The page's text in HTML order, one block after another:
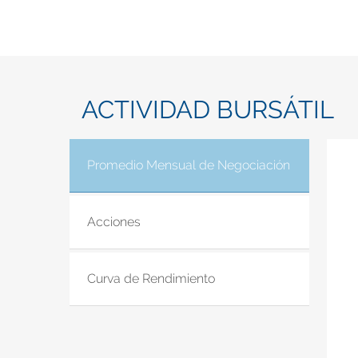
ACTIVIDAD BURSÁTIL
Promedio Mensual de Negociación
Acciones
Curva de Rendimiento